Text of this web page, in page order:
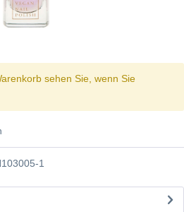
sehen Sie, wenn Sie
1